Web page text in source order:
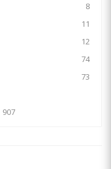
8
11
12
74
73
907